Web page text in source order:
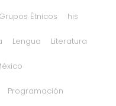
Grupos Étnicos his
Lengua Literatura
Programación